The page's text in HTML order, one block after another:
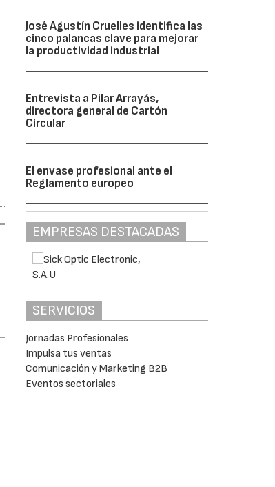
José Agustín Cruelles identifica las
cinco palancas clave para mejorar
la productividad industrial
Entrevista a Pilar Arrayás,
directora general de Cartón
Circular
El envase profesional ante el
Reglamento europeo
EMPRESAS DESTACADAS
SERVICIOS
Jornadas Profesionales
Impulsa tus ventas
Comunicación y Marketing B2B
Eventos sectoriales